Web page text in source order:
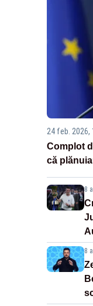
24 feb. 2026,
Complot
că
8
8